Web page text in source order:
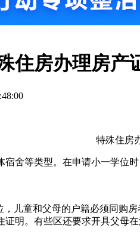
住房办理房产
特殊住房
等类型。在申请小一学位
童和父母的户籍必须同购
明。有些区还要求开具父母在